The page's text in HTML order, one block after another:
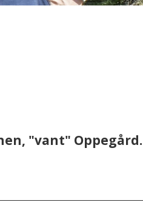
"vant" Oppegård.